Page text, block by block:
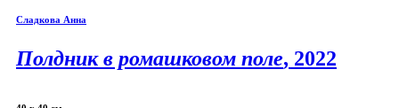
Сладкова Анна
Полдник в ромашковом поле, 2022